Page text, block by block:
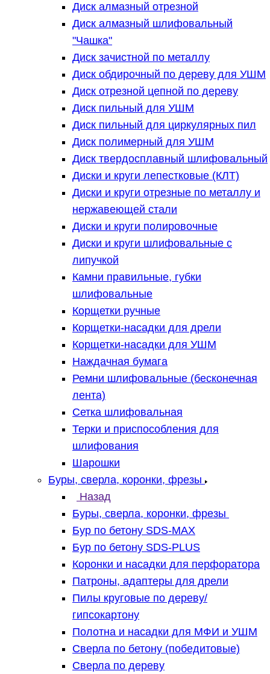
Диск алмазный отрезной
Диск алмазный шлифовальный
"Чашка"
Диск зачистной по металлу
Диск обдирочный по дереву для УШМ
Диск отрезной цепной по дереву
Диск пильный для УШМ
Диск пильный для циркулярных пил
Диск полимерный для УШМ
Диск твердосплавный шлифовальный
Диски и круги лепестковые (КЛТ)
Диски и круги отрезные по металлу и
нержавеющей стали
Диски и круги полировочные
Диски и круги шлифовальные с
липучкой
Камни правильные, губки
шлифовальные
Корщетки ручные
Корщетки-насадки для дрели
Корщетки-насадки для УШМ
Наждачная бумага
Ремни шлифовальные (бесконечная
лента)
Сетка шлифовальная
Терки и приспособления для
шлифования
Шарошки
Буры, сверла, коронки, фрезы
Назад
Буры, сверла, коронки, фрезы
Бур по бетону SDS-MAX
Бур по бетону SDS-PLUS
Коронки и насадки для перфоратора
Патроны, адаптеры для дрели
Пилы круговые по дереву/
гипсокартону
Полотна и насадки для МФИ и УШМ
Сверла по бетону (победитовые)
Сверла по дереву